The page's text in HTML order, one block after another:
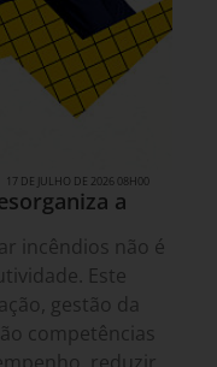
17 DE JULHO DE 2026 08H00
a
incêndios não é
Este
gestão da
competências